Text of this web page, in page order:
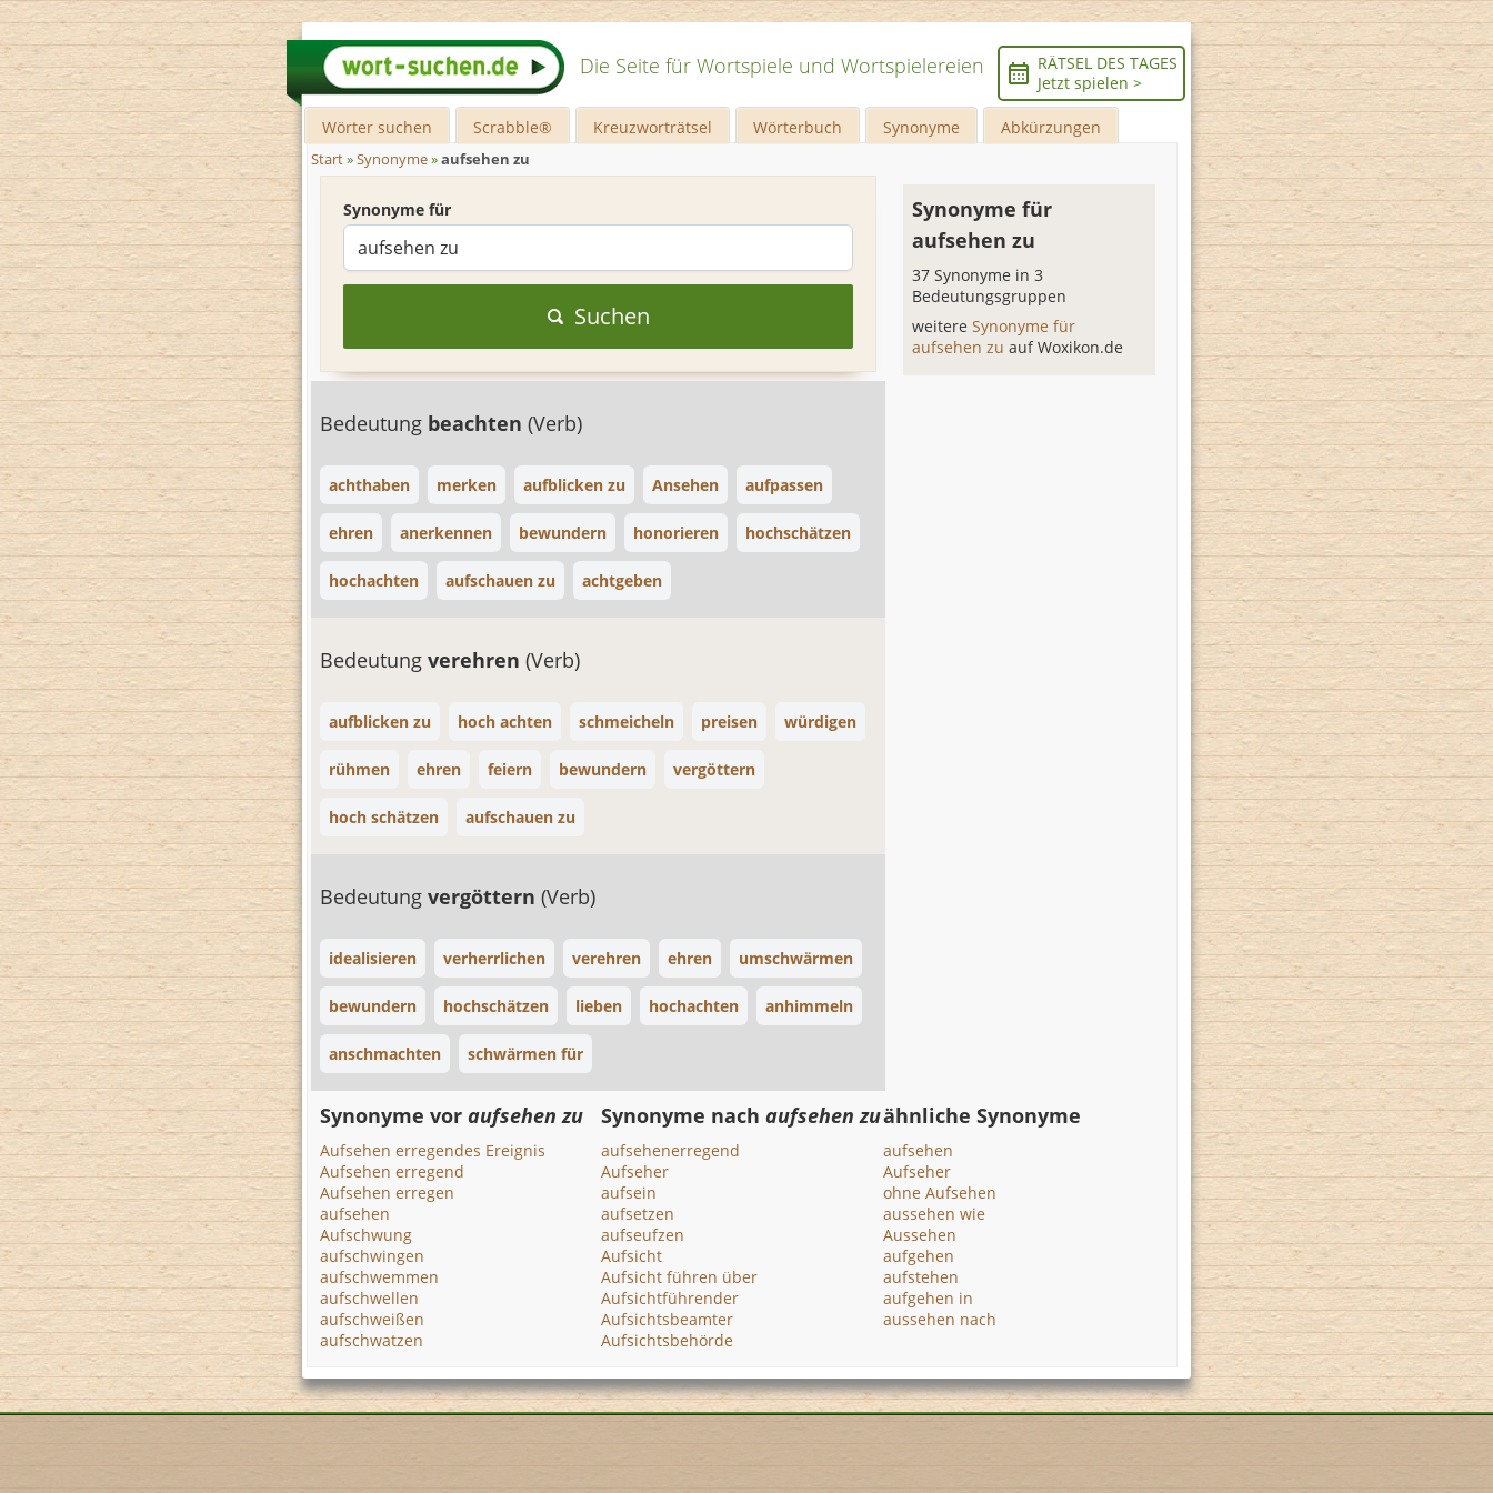
Die Seite für Wortspiele und Wortspielereien
RÄTSEL DES TAGES
Jetzt spielen >
Wörter suchen Scrabble® Kreuzworträtsel Wörterbuch Synonyme Abkürzungen
Start»Synonyme»aufsehen zu
Synonyme für
Suchen
Bedeutung beachten (Verb)
achthaben merken aufblicken zu Ansehen aufpassen
ehren anerkennen bewundern honorieren hochschätzen
hochachten aufschauen zu achtgeben
Bedeutung verehren (Verb)
aufblicken zu hoch achten schmeicheln preisen würdigen
rühmen ehren feiern bewundern vergöttern
hoch schätzen aufschauen zu
Bedeutung vergöttern (Verb)
idealisieren verherrlichen verehren ehren umschwärmen
bewundern hochschätzen lieben hochachten anhimmeln
anschmachten schwärmen für
Synonyme für
aufsehen zu
37 Synonyme in 3
Bedeutungsgruppen
weitereSynonyme für
aufsehen zuauf Woxikon.de
Synonyme vor aufsehen zu
Aufsehen erregendes Ereignis
Aufsehen erregend
Aufsehen erregen
aufsehen
Aufschwung
aufschwingen
aufschwemmen
aufschwellen
aufschweißen
aufschwatzen
Synonyme nachaufsehen zu
aufsehenerregend
Aufseher
aufsein
aufsetzen
aufseufzen
Aufsicht
Aufsicht führen über
Aufsichtführender
Aufsichtsbeamter
Aufsichtsbehörde
ähnliche Synonyme
aufsehen
Aufseher
ohne Aufsehen
aussehen wie
Aussehen
aufgehen
aufstehen
aufgehen in
aussehen nach